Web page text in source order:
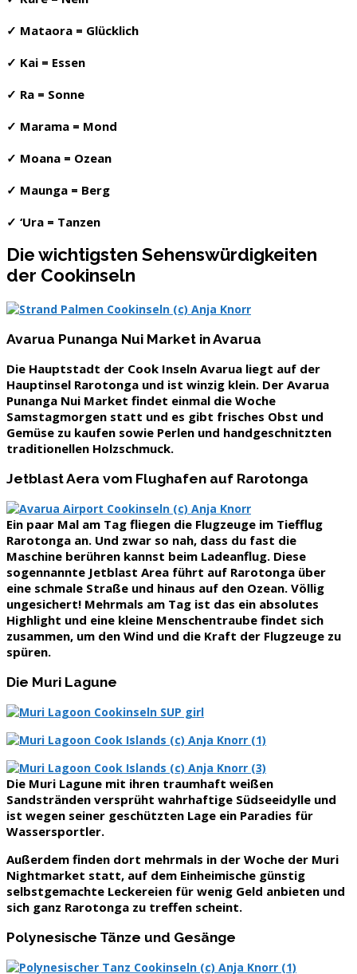
✓ Mataora = Glücklich
✓ Kai = Essen
✓ Ra = Sonne
✓ Marama = Mond
✓ Moana = Ozean
✓ Maunga = Berg
✓ ‘Ura = Tanzen
Die wichtigsten Sehenswürdigkeiten
der Cookinseln
Avarua Punanga Nui Market in Avarua
Die Hauptstadt der Cook Inseln Avarua liegt auf der
Hauptinsel Rarotonga und ist winzig klein. Der Avarua
Punanga Nui Market findet einmal die Woche
Samstagmorgen statt und es gibt frisches Obst und
Gemüse zu kaufen sowie Perlen und handgeschnitzten
traditionellen Holzschmuck.
Jetblast Aera vom Flughafen auf Rarotonga
Ein paar Mal am Tag fliegen die Flugzeuge im Tiefflug
Rarotonga an. Und zwar so nah, dass du fast die
Maschine berühren kannst beim Ladeanflug. Diese
sogennannte Jetblast Area führt auf Rarotonga über
eine schmale Straße und hinaus auf den Ozean. Völlig
ungesichert! Mehrmals am Tag ist das ein absolutes
Highlight und eine kleine Menschentraube findet sich
zusammen, um den Wind und die Kraft der Flugzeuge zu
spüren.
Die Muri Lagune
Die Muri Lagune mit ihren traumhaft weißen
Sandstränden versprüht wahrhaftige Südseeidylle und
ist wegen seiner geschützten Lage ein Paradies für
Wassersportler.
Außerdem finden dort mehrmals in der Woche der Muri
Nightmarket statt, auf dem Einheimische günstig
selbstgemachte Leckereien für wenig Geld anbieten und
sich ganz Rarotonga zu treffen scheint.
Polynesische Tänze und Gesänge